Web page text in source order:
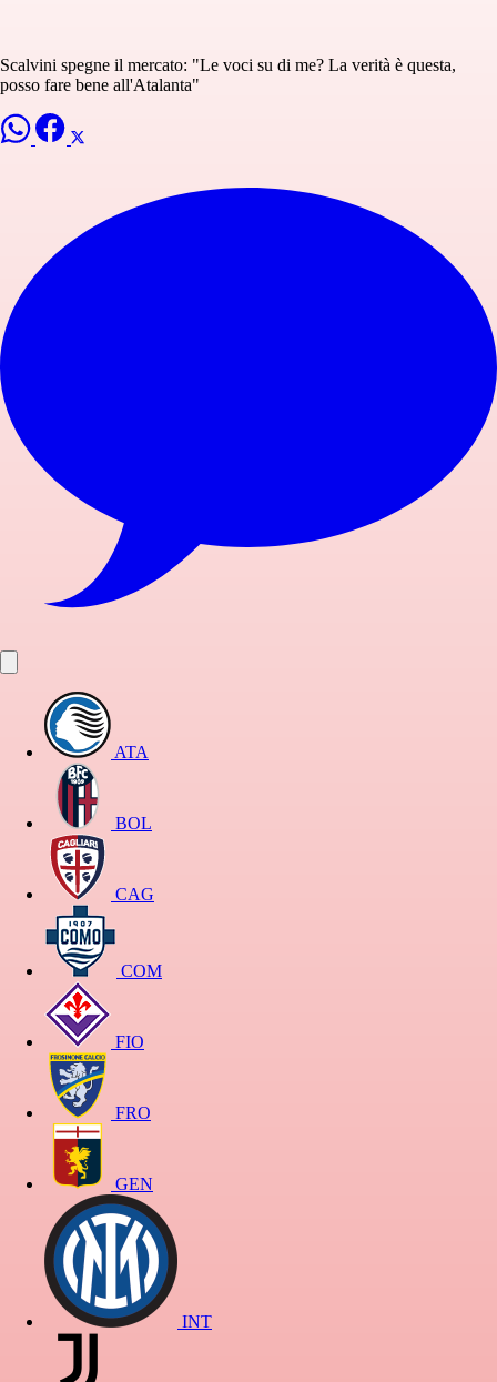
Scalvini spegne il mercato: "Le voci su di me? La verità è questa,
posso fare bene all'Atalanta"
ATA
BOL
CAG
COM
FIO
FRO
GEN
INT